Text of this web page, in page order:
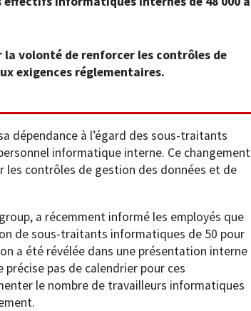
volonté de renforcer les contrôles de
exigences réglementaires.
dépendance à l’égard des sous-traitants
informatique interne. Ce changement
contrôles de gestion des données et de
a récemment informé les employés que
de sous-traitants informatiques de 50 pour
a été révélée dans une présentation interne
pas de calendrier pour ces
le nombre de travailleurs informatiques